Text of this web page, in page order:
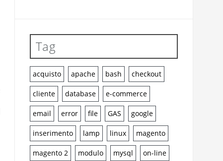
Tag
acquisto apache bash checkout
cliente database e-commerce
email error file GAS google
inserimento lamp linux magento
magento 2 modulo mysql on-line